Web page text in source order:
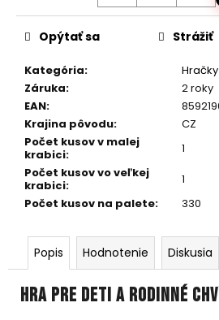
Kategória:
Hračky
Záruka:
2 roky
EAN:
Krajina pôvodu:
CZ
Počet kusov v malej
krabici:
1
Počet kusov vo veľkej
krabici:
1
Počet kusov na palete: 330
Opýtať sa Strážiť
Popis Hodnotenie Diskusia
Hra pre deti a rodinné
AUTO
HB-
DRIFT
A05
€26
Pôvodne:
€40